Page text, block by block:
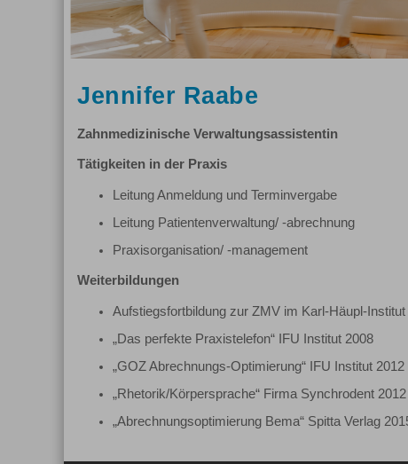
Jennifer Raabe
Zahnmedizinische Verwaltungsassistentin
Tätigkeiten in der Praxis
Leitung Anmeldung und Terminvergabe
Leitung Patientenverwaltung/ -abrechnung
Praxisorganisation/ -management
Weiterbildungen
Aufstiegsfortbildung zur ZMV im Karl-Häupl-Institut
„Das perfekte Praxistelefon“ IFU Institut 2008
„GOZ Abrechnungs-Optimierung“ IFU Institut 2012
„Rhetorik/Körpersprache“ Firma Synchrodent 2012
„Abrechnungsoptimierung Bema“ Spitta Verlag